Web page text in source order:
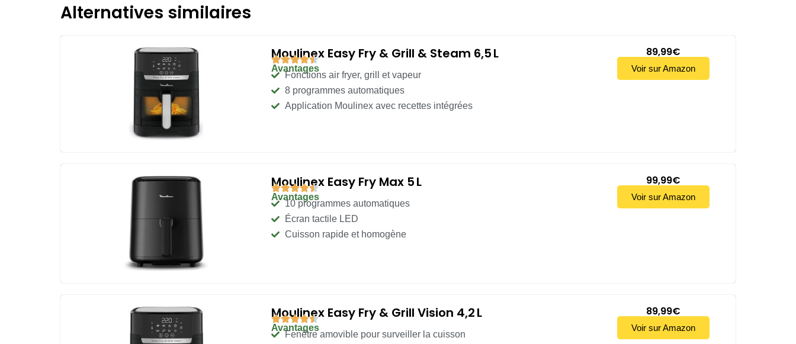
Alternatives similaires
Moulinex Easy Fry & Grill & Steam 6,5 L
Avantages
Fonctions air fryer, grill et vapeur
8 programmes automatiques
Application Moulinex avec recettes intégrées
89,99€
Voir sur Amazon
Moulinex Easy Fry Max 5 L
Avantages
10 programmes automatiques
Écran tactile LED
Cuisson rapide et homogène
99,99€
Voir sur Amazon
Moulinex Easy Fry & Grill Vision 4,2 L
Avantages
Fenêtre amovible pour surveiller la cuisson
89,99€
Voir sur Amazon